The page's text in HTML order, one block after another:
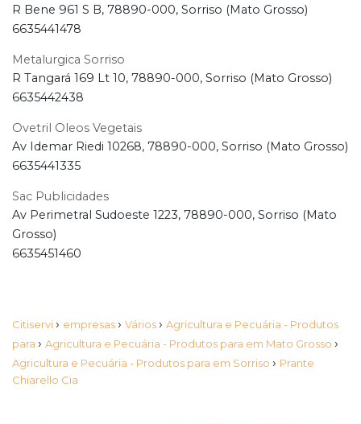
R Bene 961 S B, 78890-000, Sorriso (Mato Grosso)
6635441478
Metalurgica Sorriso
R Tangará 169 Lt 10, 78890-000, Sorriso (Mato Grosso)
6635442438
Ovetril Oleos Vegetais
Av Idemar Riedi 10268, 78890-000, Sorriso (Mato Grosso)
6635441335
Sac Publicidades
Av Perimetral Sudoeste 1223, 78890-000, Sorriso (Mato
Grosso)
6635451460
Citiservi › empresas › Vários › Agricultura e Pecuária - Produtos
para › Agricultura e Pecuária - Produtos para em Mato Grosso ›
Agricultura e Pecuária - Produtos para em Sorriso › Prante
Chiarello Cia